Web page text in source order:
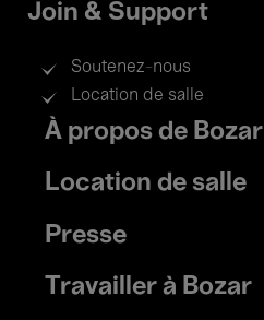
Join & Support
Soutenez-nous
Location de salle
Footer
menu
À propos de Bozar
Location de salle
Presse
Travailler à Bozar